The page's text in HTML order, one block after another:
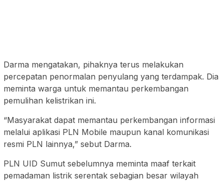
Darma mengatakan, pihaknya terus melakukan
percepatan penormalan penyulang yang terdampak. Dia
meminta warga untuk memantau perkembangan
pemulihan kelistrikan ini.
“Masyarakat dapat memantau perkembangan informasi
melalui aplikasi PLN Mobile maupun kanal komunikasi
resmi PLN lainnya,” sebut Darma.
PLN UID Sumut sebelumnya meminta maaf terkait
pemadaman listrik serentak sebagian besar wilayah